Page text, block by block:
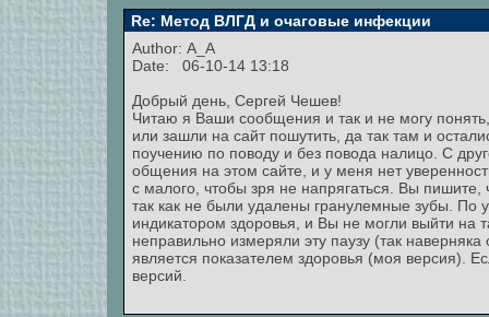
Re: Метод ВЛГД и очаговые инфекции
Author: A_A
Date: 06-10-14 13:18
Добрый день, Сергей Чешев!
Читаю я Ваши сообщения и так и не могу
или зашли на сайт пошутить, да так там и
поучению по поводу и без повода налицо. С
общения на этом сайте, и у меня нет
с малого, чтобы зря не напрягаться. Вы
так как не были удалены гранулемные зубы. По
индикатором здоровья, и Вы не могли выйти на
неправильно измеряли эту паузу (так
является показателем здоровья (моя версия).
версий.